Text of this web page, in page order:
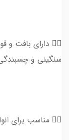
👈🏻 دارای بافت و
سنگینی و
👈🏻 مناسب برای